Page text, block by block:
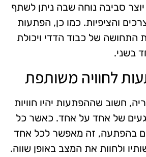
סביבה נוחה שבה ניתן לשתף
והציפיות. כמו כן, הפתעות
התחושה של כבוד הדדי ויכולת
בשני.
לחוויה משותפת
חשוב שההפתעות יהיו חוויות
של אחד על אחד. כאשר כל
בהפתעה, זה מאפשר לכל אחד
ולחוות את המצב באופן שווה.